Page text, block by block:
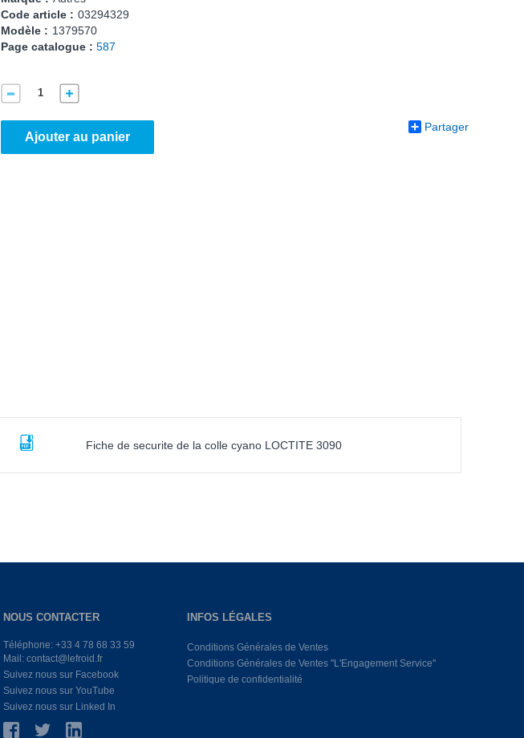
Code article : 03294329
Modèle : 1379570
Page catalogue : 587
Ajouter au panier
Partager
Fiche de securite de la colle cyano LOCTITE 3090
NOUS CONTACTER
Téléphone: +33 4 78 68 33 59
Mail: contact@lefroid.fr
Suivez nous sur Facebook
Suivez nous sur YouTube
Suivez nous sur Linked In
INFOS LÉGALES
Conditions Générales de Ventes
Conditions Générales de Ventes ''L'Engagement Service''
Politique de confidentialité